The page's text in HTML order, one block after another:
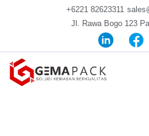
+6221 82623311
Jl. Rawa Bogo 123